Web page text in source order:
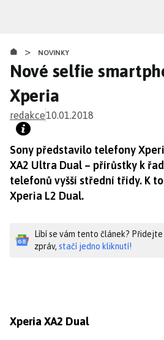
obsahu
> NOVINKY
Nové selfie
Xperia
redakce10.01.2018
Sony představilo telefony
XA2 Ultra Dual – přírůstky k
telefonů vyšší střední třídy. K
Xperia L2 Dual.
Líbí se vám tento článek? Přidejte
zpráv, stačí jedno kliknutí!
Xperia XA2 Dual